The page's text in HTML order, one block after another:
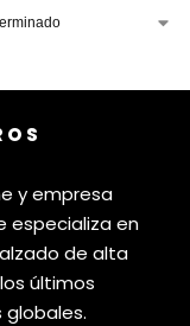
y empresa
especializa en
de alta
últimos